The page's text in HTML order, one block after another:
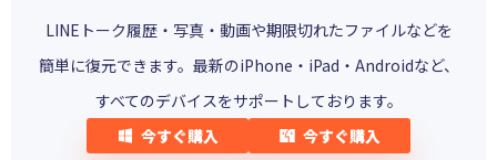
LINEトーク履歴・写真・動画や期限切れたファイルなどを
簡単に復元できます。最新のiPhone・iPad・Androidなど、
すべてのデバイスをサポートしております。
今すぐ購入
今すぐ購入